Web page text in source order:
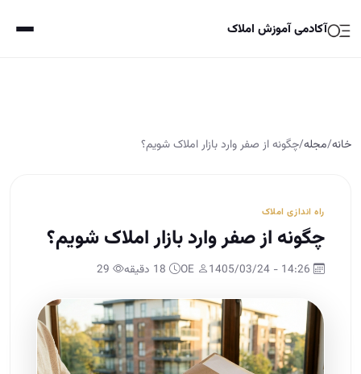
آکادمی آموزش املاک
خانه/مجله/چگونه از صفر وارد بازار املاک شویم؟
راه اندازی املاک
چگونه از صفر وارد بازار املاک شویم؟